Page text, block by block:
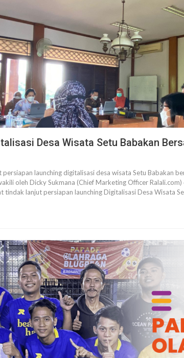
Desa Wisata Setu Babakan
launching digitalisasi desa wisata Setu Babakan
oleh Dicky Sukmana (Chief Marketing Officer
tindak lanjut persiapan launching Digitalisasi Desa Wisata